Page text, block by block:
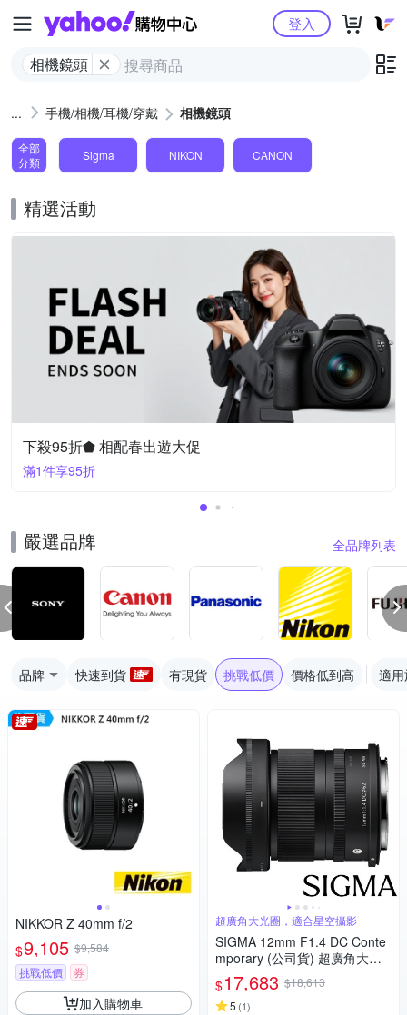
Yahoo購物中心
相機鏡頭
登入
手機/相機/耳機/穿戴 相機鏡頭
全部
分類
Sigma NIKON CANON
精選活動
下殺95折⬟ 相配春出遊大促
滿1件享95折
嚴選品牌 全品牌列表
品牌 快速到貨 有現貨 挑戰低價 價格低到高 適
NIKKOR Z 40mm f/2
$9,105 $9,584
挑戰低價
券
加入購物車
超廣角大光圈，適合星空攝影
SIGMA 12mm F1.4 DC Conte
mporary (公司貨) 超廣角大光
圈定焦鏡 星空鏡 APS-C 無反微
單眼專用鏡頭
$17,683 $18,613
5 (1)